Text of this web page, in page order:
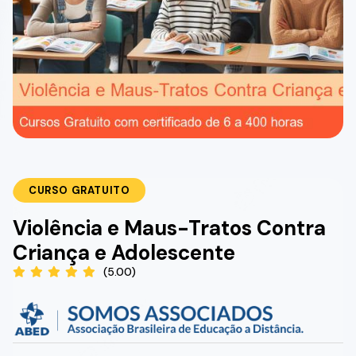
CURSO GRATUITO
Violência e Maus-Tratos Contra
Criança e Adolescente
(5.00)